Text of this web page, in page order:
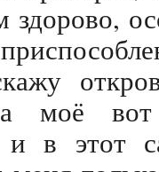
здорово,
моё
и в этот